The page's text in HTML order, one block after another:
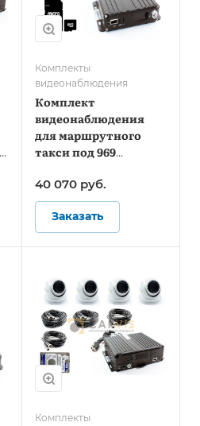
Комплекты
видеонаблюдения
Комплект
видеонаблюдения
для маршрутного
такси под 969
Онлайн
40 070 руб.
Заказать
Комплекты